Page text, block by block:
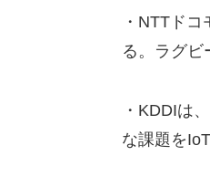
・NTTド
る。ラグビ
・KDDIは
な課題を